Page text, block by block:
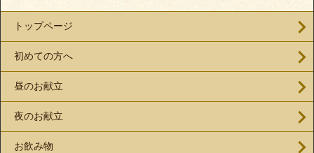
トップページ
初めての方へ
昼のお献立
夜のお献立
お飲み物